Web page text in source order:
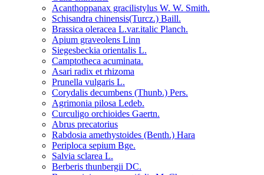
Acanthoppanax gracilistylus W. W. Smith.
Schisandra chinensis(Turcz.) Baill.
Brassica oleracea L.var.italic Planch.
Apium graveolens Linn
Siegesbeckia orientalis L.
Camptotheca acuminata.
Asari radix et rhizoma
Prunella vulgaris L.
Corydalis decumbens (Thunb.) Pers.
Agrimonia pilosa Ledeb.
Curculigo orchioides Gaertn.
Abrus precatorius
Rabdosia amethystoides (Benth.) Hara
Periploca sepium Bge.
Salvia sclarea L.
Berberis thunbergii DC.